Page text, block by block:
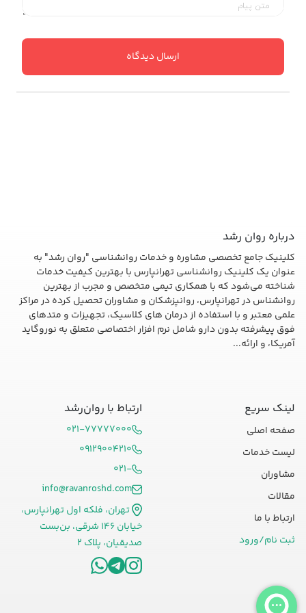
ارسال دیدگاه
درباره روان رشد
کلینیک جامع تخصصی مشاوره و خدمات روانشناسی "روان رشد" به
عنوان یک کلینیک روانشناسی تهرانپارس با بهترین کیفیت خدمات
شناخته می‌شود که با همکاری تیمی متخصص و مجرب از بهترین
روانشناس در تهرانپارس، روانپزشکان و مشاوران تحصیل کرده در مراکز
علمی معتبر و با استفاده از درمان های کلاسیک، تجهیزات و متدهای
فوق پیشرفته بدون دارو شامل نرم افزار اختصاصی متعلق به نوروگاید
آمریکا، و ارائه...
لینک سریع
صفحه اصلی
لیست خدمات
مشاوران
مقالات
ارتباط با ما
ثبت نام/ورود
ارتباط با روان‌رشد
۰۲۱-۷۷۷۷۷۰۰۰
۰۹۱۲۹۰۰۴۲۱۰
۰۲۱-
info@ravanroshd.com
تهران، فلکه اول تهرانپارس،
خیابان ۱۴۶ شرقی، بن‌بست
صدیقیان، پلاک ۲